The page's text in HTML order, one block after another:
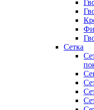
Сетка